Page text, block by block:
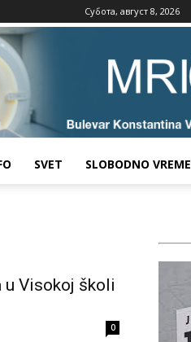
Субота, август 8, 2026
SVET SLOBODNO VREME
u Visokoj školi
0